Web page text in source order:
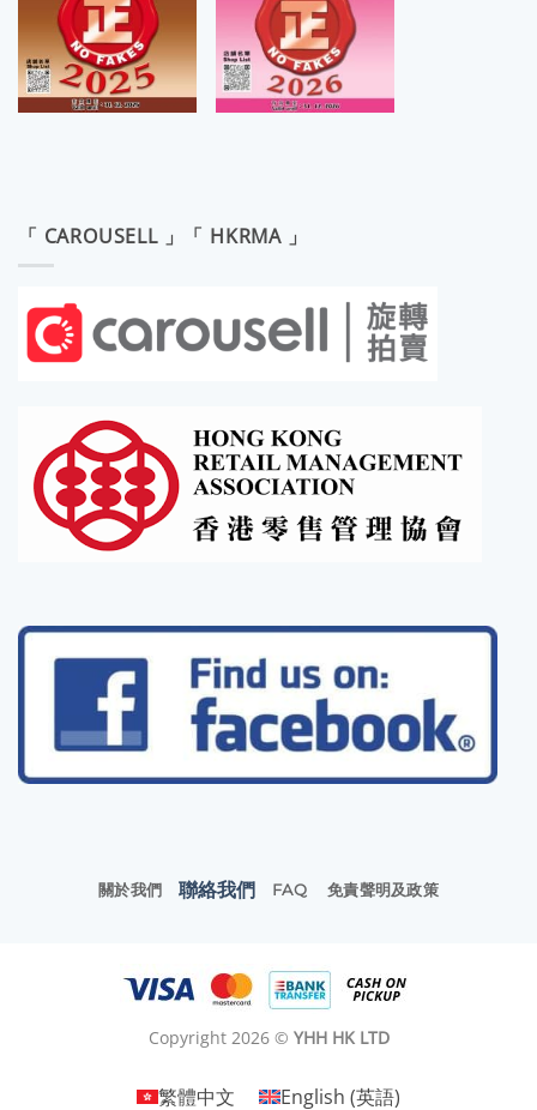
「 CAROUSELL 」「 HKRMA 」
關於我們 聯絡我們 FAQ 免責聲明及政策
Copyright 2026 © YHH HK LTD
繁體中文 English (英語)